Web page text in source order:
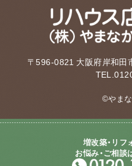
〒596-0821 大阪府岸和
©やま
増改築・リフ
お悩み・ご相